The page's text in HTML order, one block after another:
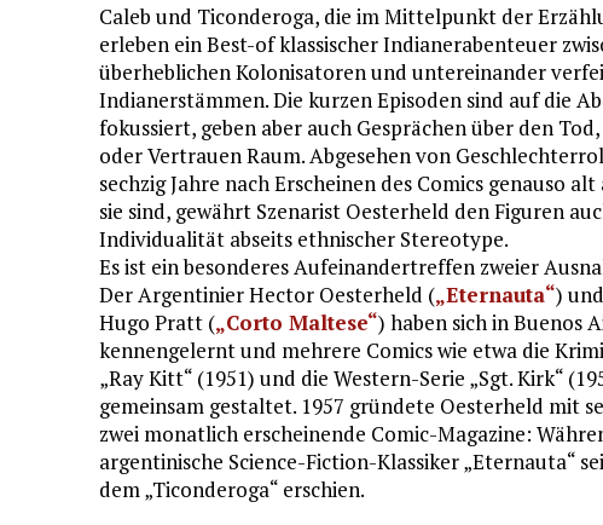
Caleb und Ticonderoga, die im Mittelpunkt der
erleben ein Best-of klassischer Indianerabenteuer
überheblichen Kolonisatoren und untereinander
Indianerstämmen. Die kurzen Episoden sind auf die
fokussiert, geben aber auch Gesprächen über den
oder Vertrauen Raum. Abgesehen von
sechzig Jahre nach Erscheinen des Comics genauso alt
sie sind, gewährt Szenarist Oesterheld den Figuren
Individualität abseits ethnischer Stereotype.
Es ist ein besonderes Aufeinandertreffen zweier
Der Argentinier Hector Oesterheld („Eternauta“)
Hugo Pratt („Corto Maltese“) haben sich in Buenos
kennengelernt und mehrere Comics wie etwa die
„Ray Kitt“ (1951) und die Western-Serie „Sgt. Kirk“
gemeinsam gestaltet. 1957 gründete Oesterheld mit
zwei monatlich erscheinende Comic-Magazine:
argentinische Science-Fiction-Klassiker „Eternauta“
dem „Ticonderoga“ erschien.